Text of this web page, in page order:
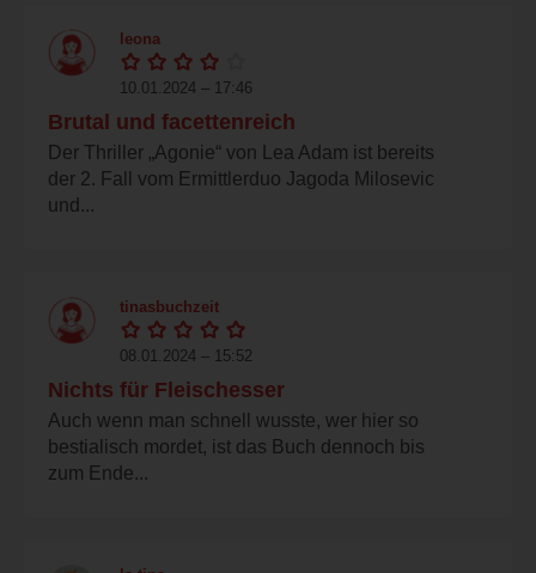
leona
10.01.2024 – 17:46
Brutal und facettenreich
Der Thriller „Agonie“ von Lea Adam ist bereits
der 2. Fall vom Ermittlerduo Jagoda Milosevic
und...
tinasbuchzeit
08.01.2024 – 15:52
Nichts für Fleischesser
Auch wenn man schnell wusste, wer hier so
bestialisch mordet, ist das Buch dennoch bis
zum Ende...